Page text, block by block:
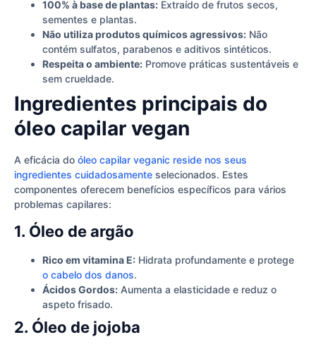
100% à base de plantas: Extraído de frutos secos,
sementes e plantas.
Não utiliza produtos químicos agressivos: Não
contém sulfatos, parabenos e aditivos sintéticos.
Respeita o ambiente: Promove práticas sustentáveis e
sem crueldade.
Ingredientes principais do
óleo capilar vegan
A eficácia do óleo capilar veganic reside nos seus
ingredientes cuidadosamente selecionados. Estes
componentes oferecem benefícios específicos para vários
problemas capilares:
1. Óleo de argão
Rico em vitamina E: Hidrata profundamente e protege
o cabelo dos danos.
Ácidos Gordos: Aumenta a elasticidade e reduz o
aspeto frisado.
2. Óleo de jojoba